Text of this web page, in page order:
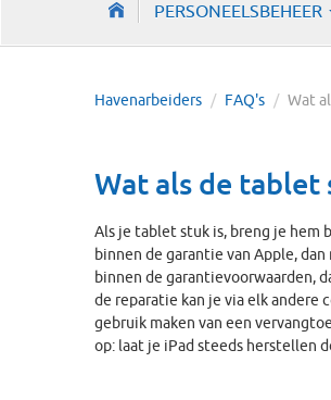
PERSONEELSBEHEER
Havenarbeiders / FAQ's / Wat
Wat als de tablet
Als je tablet stuk is, breng je hem
binnen de garantie van Apple,
binnen de garantievoorwaarden,
de reparatie kan je via elk
gebruik maken van een
op: laat je iPad steeds herstellen